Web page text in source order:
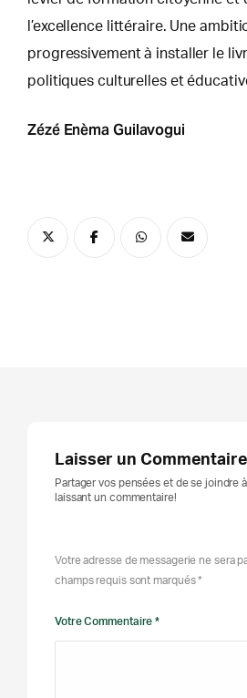
l’excellence littéraire. Une
progressivement à installer le
politiques culturelles et
Zézé Enèma Guilavogui
Laisser un Commentaire
Partager vos pensées et de se joindre
laissant un commentaire!
Votre adresse de messagerie ne sera
champs requis sont marqués *
Votre Commentaire *